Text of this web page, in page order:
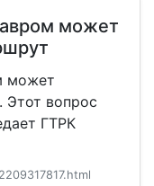
может
может
Этот вопрос
ГТРК